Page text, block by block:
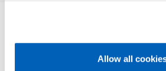
policy.
Allow all
OUTROS PRODUTOS
Pode lhe interessar